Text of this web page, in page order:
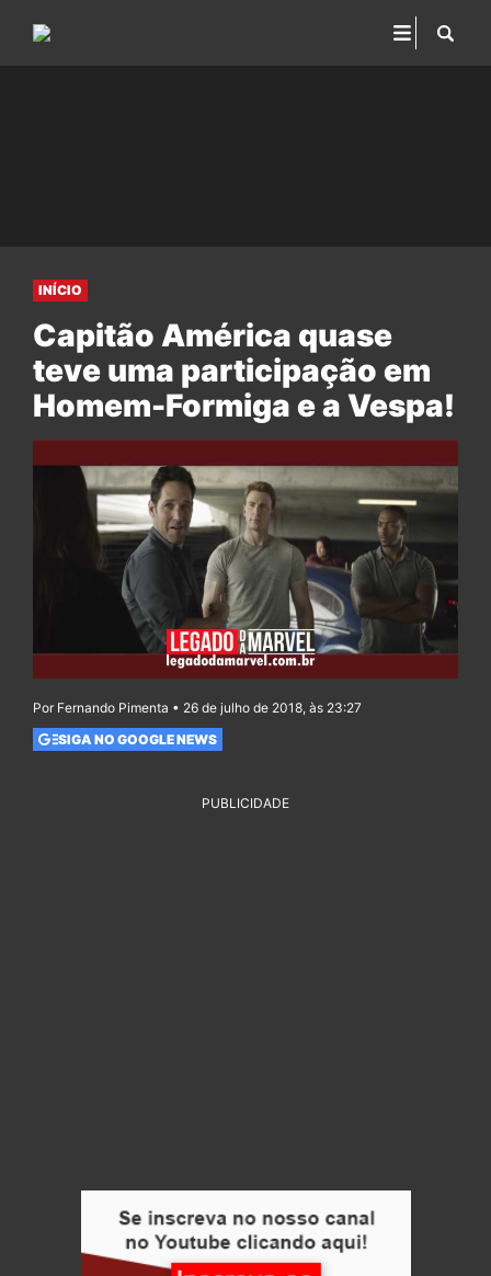
INÍCIO
Capitão América quase
teve uma participação em
Homem-Formiga e a Vespa!
Por Fernando Pimenta • 26 de julho de 2018, às 23:27
SIGA NO GOOGLE NEWS
PUBLICIDADE